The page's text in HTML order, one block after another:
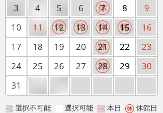
3
4 5 6 7 8
9
10
11 12 13 14 15
16
17
18 19 20 21 22
23
24
25 26 27 28 29
30
31
選択不可能 選択可能 本日 休館日